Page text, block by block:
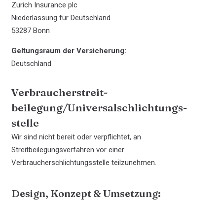
Zurich Insurance plc
Niederlassung für Deutschland
53287 Bonn
Geltungsraum der Versicherung:
Deutschland
Verbraucher­streit­
beilegung/Universal­schlichtungs­
stelle
Wir sind nicht bereit oder verpflichtet, an
Streitbeilegungsverfahren vor einer
Verbraucherschlichtungsstelle teilzunehmen.
Design, Konzept & Umsetzung: